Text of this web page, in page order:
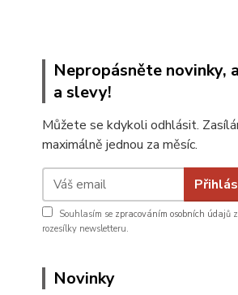
Nepropásněte novinky,
a slevy!
Můžete se kdykoli odhlásit.
maximálně jednou za měsíc.
Souhlasím se zpracováním osobních údajů
rozesílky newsletteru.
Novinky